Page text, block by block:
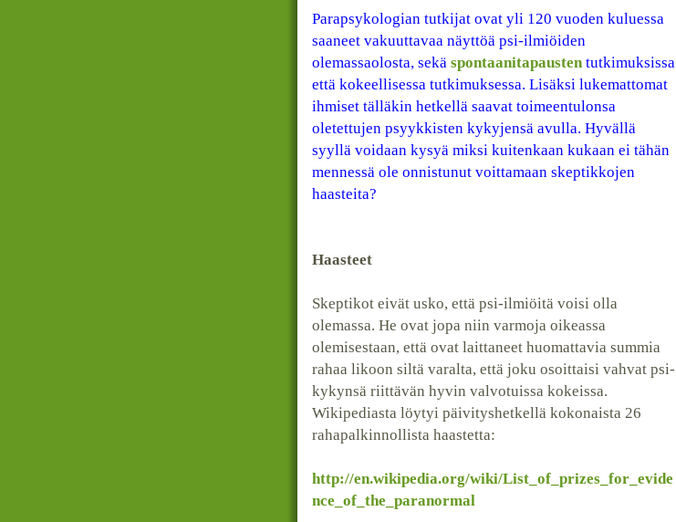
Parapsykologian tutkijat ovat yli 120 vuoden kuluessa
saaneet vakuuttavaa näyttöä psi-ilmiöiden
olemassaolosta, sekä spontaanitapaustentutkimuksissa
että kokeellisessa tutkimuksessa. Lisäksi lukemattomat
ihmiset tälläkin hetkellä saavat toimeentulonsa
oletettujen psyykkisten kykyjensä avulla. Hyvällä
syyllä voidaan kysyä miksi kuitenkaan kukaan ei tähän
mennessä ole onnistunut voittamaan skeptikkojen
haasteita?
Haasteet
Skeptikot eivät usko, että psi-ilmiöitä voisi olla
olemassa. He ovat jopa niin varmoja oikeassa
olemisestaan, että ovat laittaneet huomattavia summia
rahaa likoon siltä varalta, että joku osoittaisi vahvat psi-
kykynsä riittävän hyvin valvotuissa kokeissa.
Wikipediasta löytyi päivityshetkellä kokonaista 26
rahapalkinnollista haastetta:
http://en.wikipedia.org/wiki/List_of_prizes_for_evide
nce_of_the_paranormal